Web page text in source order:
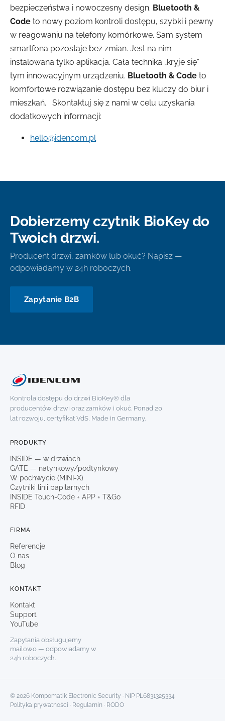
bezpieczeństwa i nowoczesny design. Bluetooth &
Code to nowy poziom kontroli dostępu, szybki i pewny
w reagowaniu na telefony komórkowe. Sam system
smartfona pozostaje bez zmian. Jest na nim
instalowana tylko aplikacja. Cała technika „kryje się”
tym innowacyjnym urządzeniu. Bluetooth & Code to
komfortowe rozwiązanie dostępu bez kluczy do biur i
mieszkań. Skontaktuj się z nami w celu uzyskania
dodatkowych informacji:
hello@idencom.pl
Dobierzemy czytnik BioKey do
Twoich drzwi.
Producent drzwi, zamków lub okuć? Napisz —
odpowiadamy w 24h roboczych.
Zapytanie B2B
Kontrola dostępu do drzwi BioKey® dla
producentów drzwi oraz zamków i okuć. Ponad 20
lat rozwoju, certyfikat VdS, Made in Germany.
PRODUKTY
INSIDE — w drzwiach
GATE — natynkowy/podtynkowy
W pochwycie (MINI-X)
Czytniki linii papilarnych
INSIDE Touch-Code + APP + T&Go
RFID
FIRMA
Referencje
O nas
Blog
KONTAKT
Kontakt
Support
YouTube
Zapytania obsługujemy
mailowo — odpowiadamy w
24h roboczych.
© 2026 Kompomatik Electronic Security · NIP PL6831325334
Polityka prywatności · Regulamin · RODO